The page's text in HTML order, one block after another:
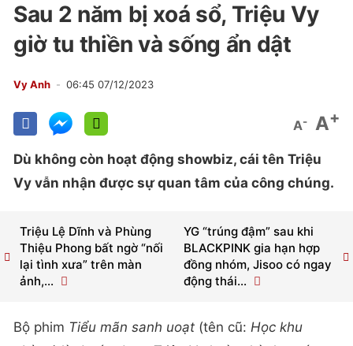
Sau 2 năm bị xoá sổ, Triệu Vy
giờ tu thiền và sống ẩn dật
Vy Anh 06:45 07/12/2023
A- A+
Dù không còn hoạt động showbiz, cái tên Triệu
Vy vẫn nhận được sự quan tâm của công chúng.
YG “trúng đậm” sau khi
BLACKPINK gia hạn hợp
đồng nhóm, Jisoo có ngay
động thái...
Triệu Lệ Dĩnh và Phùng
Thiệu Phong bất ngờ “nối
lại tình xưa” trên màn
ảnh,...
Bộ phim Tiểu mãn sanh uoạt (tên cũ: Học khu